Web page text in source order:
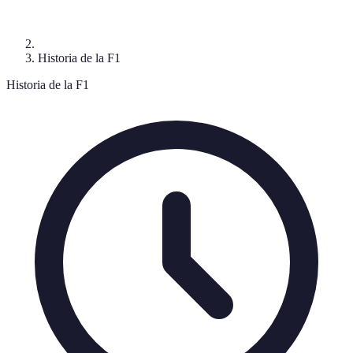
Historia de la F1
Historia de la F1